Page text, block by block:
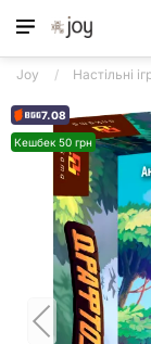
Joy Настільні
7.08
Кешбек 50 грн